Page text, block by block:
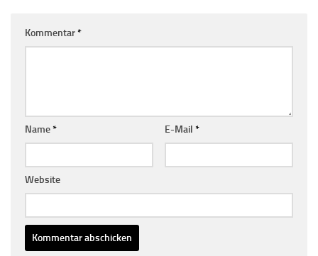
Kommentar*
Name* E-Mail *
Website